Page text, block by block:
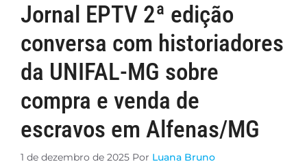
Jornal EPTV 2ª edição
conversa com historiadores
da UNIFAL-MG sobre
compra e venda de
escravos em Alfenas/MG
1 de dezembro de 2025 Por Luana Bruno